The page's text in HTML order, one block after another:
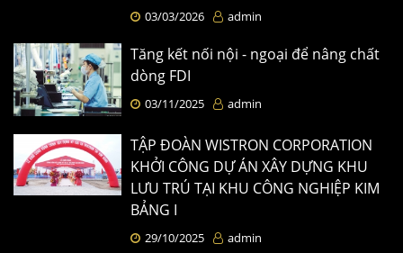
03/03/2026 admin
Tăng kết nối nội - ngoại để nâng chất
dòng FDI
03/11/2025 admin
TẬP ĐOÀN WISTRON CORPORATION
KHỞI CÔNG DỰ ÁN XÂY DỰNG KHU
LƯU TRÚ TẠI KHU CÔNG NGHIỆP KIM
BẢNG I
29/10/2025 admin